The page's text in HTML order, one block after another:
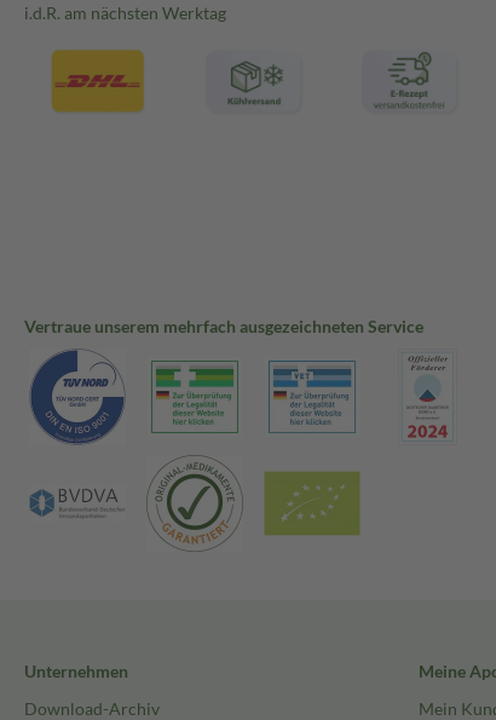
i.d.R. am nächsten Werktag
Vertraue unserem mehrfach ausgezeichneten Service
Unternehmen
Download-Archiv
Meine
Mein